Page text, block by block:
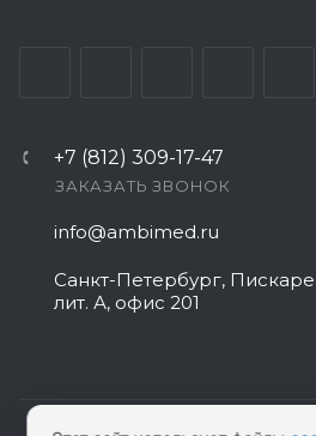
+7 (812) 309-17-47
ЗАКАЗАТЬ ЗВОНОК
info@ambimed.ru
Санкт-Петербург,
лит. А, офис 201